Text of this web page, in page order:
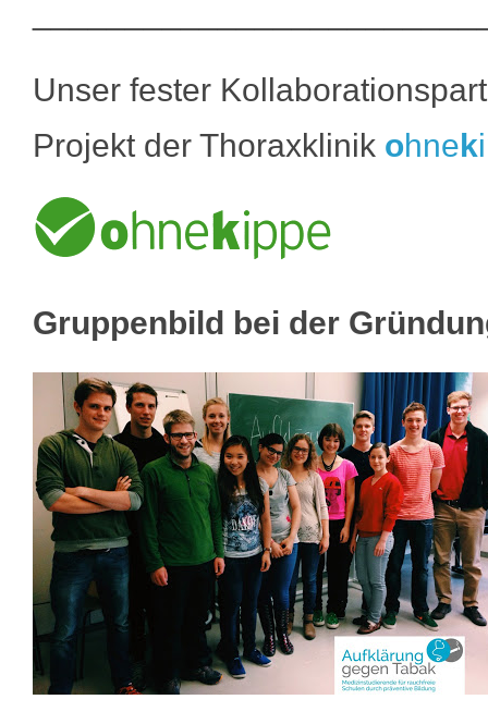
Unser fester
Projekt der Thoraxklinik ohnek
Gruppenbild bei der